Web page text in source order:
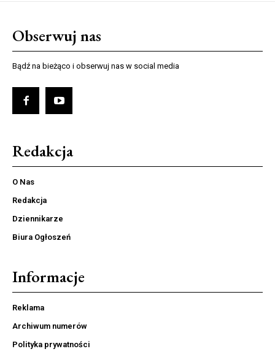
Obserwuj nas
Bądź na bieżąco i obserwuj nas w social media
Redakcja
O Nas
Redakcja
Dziennikarze
Biura Ogłoszeń
Informacje
Reklama
Archiwum numerów
Polityka prywatności